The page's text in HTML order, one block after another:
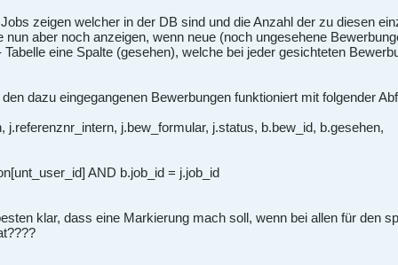
zeigen welcher in der DB sind und die Anzahl der zu diesen
aber noch anzeigen, wenn neue (noch ungesehene
eine Spalte (gesehen), welche bei jeder gesichteten
dazu eingegangenen Bewerbungen funktioniert mit folgender
j.referenznr_intern, j.bew_formular, j.status, b.bew_id, b.gesehen,
AND b.job_id = j.job_id
klar, dass eine Markierung mach soll, wenn bei allen für den